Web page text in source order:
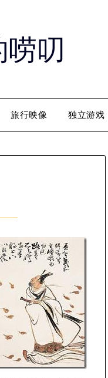
唠叨
旅行映像 独立游戏